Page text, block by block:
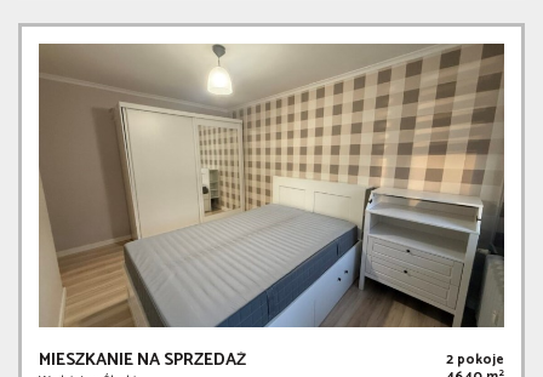
MIESZKANIE NA SPRZEDAŻ 2 pokoje
2